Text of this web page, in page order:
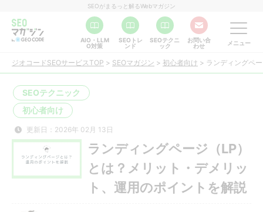
SEOがまるっと解るWebマガジン
AIO・LLM
O対策
SEOトレ
ンド
SEOテクニ
ック
お問い合
わせ
メニュー
ジオコードSEOサービスTOP > SEOマガジン > 初心者向け > ランディングペ
SEOテクニック
初心者向け
更新日：2026年 02月 13日
ランディングページ（LP）
とは？メリット・デメリッ
ト、運用のポイントを解説